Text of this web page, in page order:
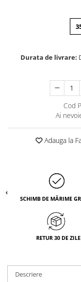
Durata de livrare:
Cod
Ai
Adauga la
SCHIMB DE MĂRIME
RETUR 30 DE ZILE
Descriere